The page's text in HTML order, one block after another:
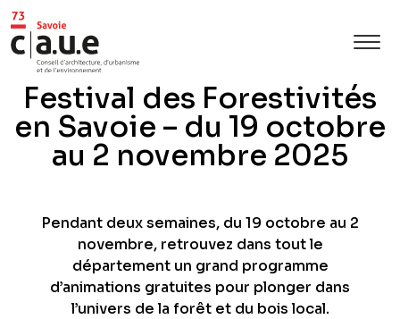
Festival des Forestivités
en Savoie – du 19 octobre
au 2 novembre 2025
Pendant deux semaines, du 19 octobre au 2
novembre, retrouvez dans tout le
département un grand programme
d’animations gratuites pour plonger dans
l’univers de la forêt et du bois local.